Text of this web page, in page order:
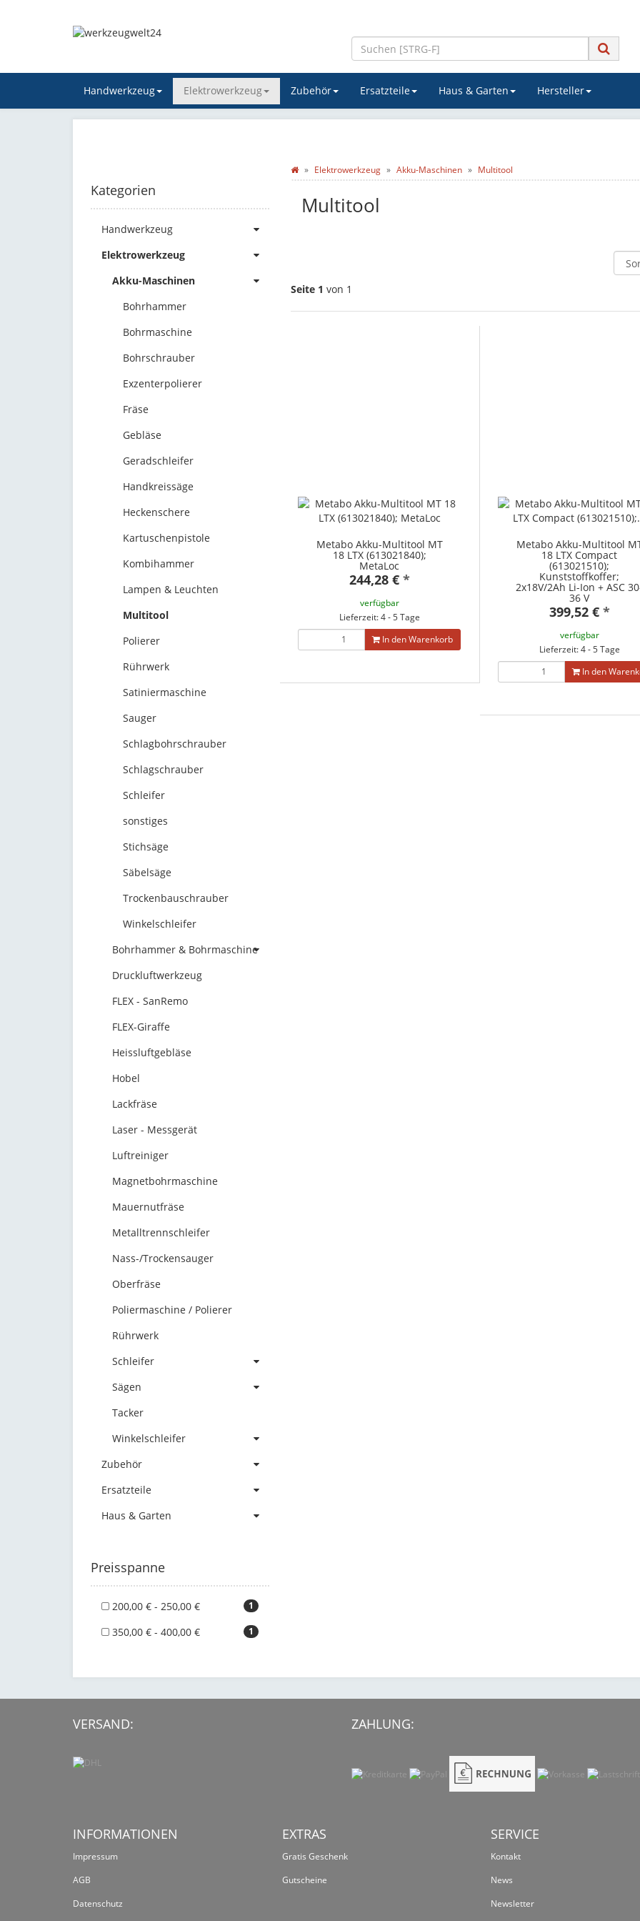
Handwerkzeug Elektrowerkzeug Zubehör Ersatzteile Haus & Garten Hersteller
Elektrowerkzeug Akku-Maschinen Multitool
Multitool
Seite 1 von 1
Metabo Akku-Multitool MT
18 LTX (613021840);
MetaLoc
244,28 € *
verfügbar
Lieferzeit: 4 - 5 Tage
In den Warenkorb
Metabo Akku-Multitool
18 LTX Compact
(613021510);
Kunststoffkoffer;
2x18V/2Ah Li-Ion + ASC
36 V
399,52 € *
verfügbar
Lieferzeit: 4 - 5 Tage
In den
Kategorien
Handwerkzeug
Elektrowerkzeug
Akku-Maschinen
Bohrhammer
Bohrmaschine
Bohrschrauber
Exzenterpolierer
Fräse
Gebläse
Geradschleifer
Handkreissäge
Heckenschere
Kartuschenpistole
Kombihammer
Lampen & Leuchten
Multitool
Polierer
Rührwerk
Satiniermaschine
Sauger
Schlagbohrschrauber
Schlagschrauber
Schleifer
sonstiges
Stichsäge
Säbelsäge
Trockenbauschrauber
Winkelschleifer
Bohrhammer & Bohrmaschine
Druckluftwerkzeug
FLEX - SanRemo
FLEX-Giraffe
Heissluftgebläse
Hobel
Lackfräse
Laser - Messgerät
Luftreiniger
Magnetbohrmaschine
Mauernutfräse
Metalltrennschleifer
Nass-/Trockensauger
Oberfräse
Poliermaschine / Polierer
Rührwerk
Schleifer
Sägen
Tacker
Winkelschleifer
Zubehör
Ersatzteile
Haus & Garten
Preisspanne
1
200,00 € - 250,00 €
1
350,00 € - 400,00 €
VERSAND: ZAHLUNG:
INFORMATIONEN
Impressum
AGB
Datenschutz
EXTRAS
Gratis Geschenk
Gutscheine
SERVICE
Kontakt
News
Newsletter